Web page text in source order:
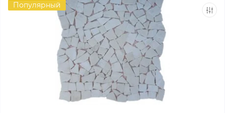
Популярный